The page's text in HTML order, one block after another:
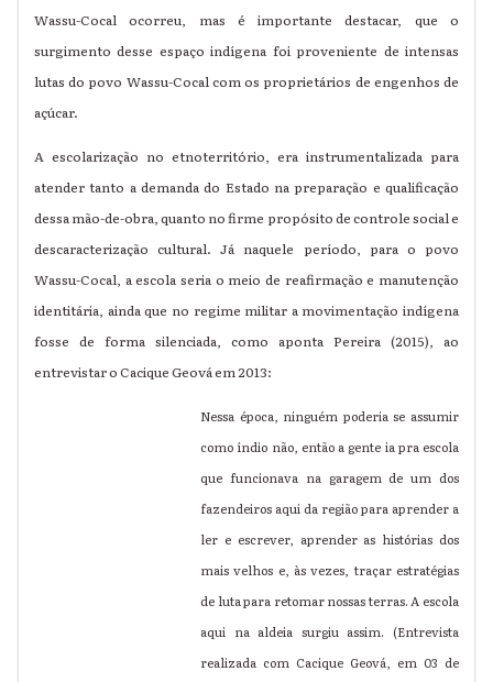
Wassu-Cocal ocorreu, mas é importante destacar, que o
surgimento desse espaço indígena foi proveniente de intensas
lutas do povo Wassu-Cocal com os proprietários de engenhos de
açúcar.
A escolarização no etnoterritório, era instrumentalizada para
atender tanto a demanda do Estado na preparação e qualificação
dessa mão-de-obra, quanto no firme propósito de controle social e
descaracterização cultural. Já naquele período, para o povo
Wassu-Cocal, a escola seria o meio de reafirmação e manutenção
identitária, ainda que no regime militar a movimentação indígena
fosse de forma silenciada, como aponta Pereira (2015), ao
entrevistar o Cacique Geová em 2013:
Nessa época, ninguém poderia se assumir
como índio não, então a gente ia pra escola
que funcionava na garagem de um dos
fazendeiros aqui da região para aprender a
ler e escrever, aprender as histórias dos
mais velhos e, às vezes, traçar estratégias
de luta para retomar nossas terras. A escola
aqui na aldeia surgiu assim. (Entrevista
realizada com Cacique Geová, em 03 de